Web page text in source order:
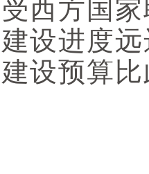
西方国
设进度
设预算